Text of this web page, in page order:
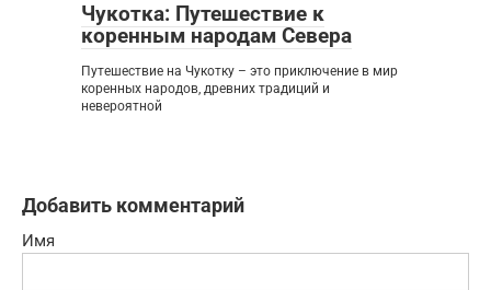
Чукотка: Путешествие к
коренным народам Севера
Путешествие на Чукотку – это приключение в мир
коренных народов, древних традиций и
невероятной
Добавить комментарий
Имя